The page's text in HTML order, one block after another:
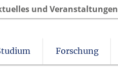
Forschung
und Veranstaltungen